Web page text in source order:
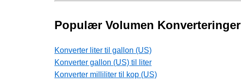
Populær Volumen Konverteringer
Konverter liter til gallon (US)
Konverter gallon (US) til liter
Konverter milliliter til kop (US)